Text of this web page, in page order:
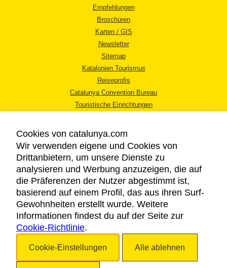
Empfehlungen
Broschüren
Karten / GIS
Newsletter
Sitemap
Katalonien Tourismus
Reiseprofis
Catalunya Convention Bureau
Touristische Einrichtungen
RECHTLICHER HINWEIS
DATENSCHUTZICHTLINIE
COOKIES
BARRIEREFREIHEIT
Cookies von catalunya.com
Wir verwenden eigene und Cookies von
Drittanbietern, um unsere Dienste zu
analysieren und Werbung anzuzeigen, die auf
die Präferenzen der Nutzer abgestimmt ist,
basierend auf einem Profil, das aus ihren Surf-
Gewohnheiten erstellt wurde. Weitere
Informationen findest du auf der Seite zur
Cookie-Richtlinie.
Cookie-Einstellungen Alle ablehnen